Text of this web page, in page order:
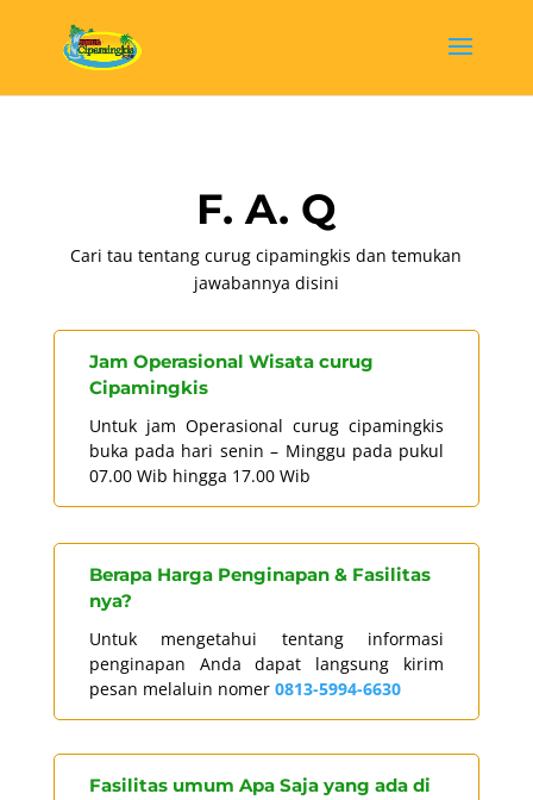
F. A. Q
Cari tau tentang curug cipamingkis dan temukan
jawabannya disini
Jam Operasional Wisata curug
Cipamingkis
Untuk jam Operasional curug cipamingkis
buka pada hari senin – Minggu pada pukul
07.00 Wib hingga 17.00 Wib
Berapa Harga Penginapan & Fasilitas
nya?
Untuk mengetahui tentang informasi
penginapan Anda dapat langsung kirim
pesan melaluin nomer 0813-5994-6630
Fasilitas umum Apa Saja yang ada di